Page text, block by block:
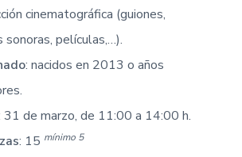
cinematográfica (guiones,
sonoras, películas,…).
: nacidos en 2013 o años
31 de marzo, de 11:00 a 14:00 h.
: 15 mínimo 5